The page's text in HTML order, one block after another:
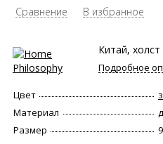
Сравнение В избранное
Китай, холст
Подробное
Цвет
Материал
Размер